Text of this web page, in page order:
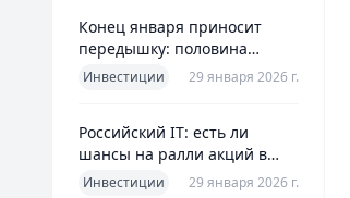
Конец января приносит
передышку: половина
годовой цели ЦБ «сделана»
Инвестиции 29 января 2026 г.
Российский IT: есть ли
шансы на ралли акций в
2026 без опоры на ИИ
Инвестиции 29 января 2026 г.